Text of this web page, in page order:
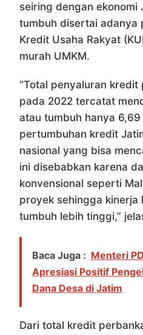
seiring dengan ekonomi
tumbuh disertai adanya
Kredit Usaha Rakyat
murah UMKM.
“Total penyaluran kredit
pada 2022 tercatat
atau tumbuh hanya
pertumbuhan kredit
nasional yang bisa
ini disebabkan karena
konvensional seperti
proyek sehingga kinerja
tumbuh lebih tinggi,”
Baca Juga : Menteri
Apresiasi Positif
Dana Desa di Jatim
Dari total kredit